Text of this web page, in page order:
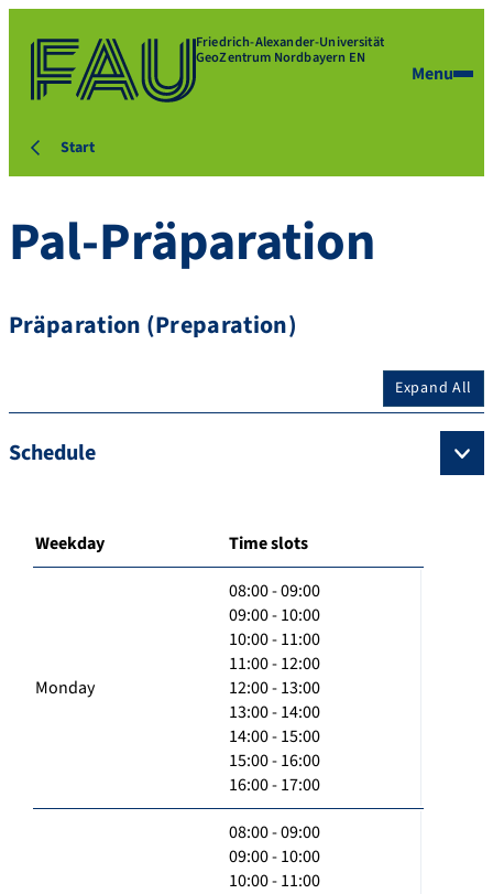
Friedrich-Alexander-Universität
GeoZentrum Nordbayern EN
Menu
Start
Pal-Präparation
Präparation (Preparation)
Expand All
Schedule
Weekday Time slots
Monday
08:00 - 09:00
09:00 - 10:00
10:00 - 11:00
11:00 - 12:00
12:00 - 13:00
13:00 - 14:00
14:00 - 15:00
15:00 - 16:00
16:00 - 17:00
08:00 - 09:00
09:00 - 10:00
10:00 - 11:00